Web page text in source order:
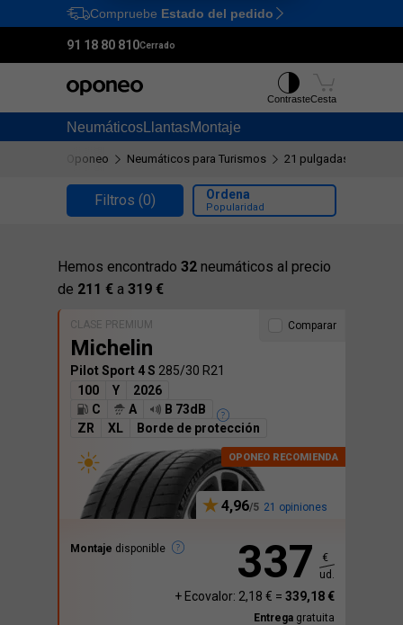
Ctrl M
Compruebe Estado del pedido
91 18 80 810Cerrado
Neumáticos LlantasMontaje
ContrasteCesta
Oponeo Neumáticos para Turismos 21 pulgadas
Filtros (0)
Hemos encontrado 32 neumáticos al precio
de 211 € a 319 €
Ordena
Popularidad
CLASE PREMIUM
Michelin
Pilot Sport 4 S 285/30 R21
100
Y
2026
C
A
B 73dB
ZR
XL Borde de protección
4,96 21 opiniones
Montaje disponible
Comparar
337
€
ud.
+ Ecovalor: 2,18 € = 339,18 €
Entrega gratuita